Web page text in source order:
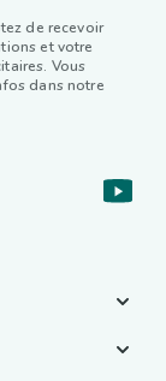
de recevoir
et votre
Vous
dans notre